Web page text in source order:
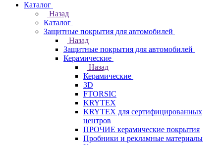
Каталог
Назад
Каталог
Защитные покрытия для автомобилей
Назад
Защитные покрытия для автомобилей
Керамические
Назад
Керамические
3D
FTORSIC
KRYTEX
KRYTEX для сертифицированных
центров
ПРОЧИЕ керамические покрытия
Пробники и рекламные материалы